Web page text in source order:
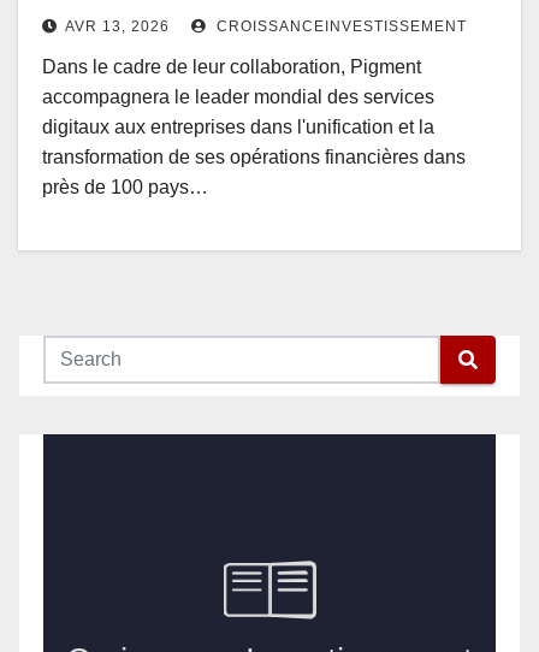
AVR 13, 2026 CROISSANCEINVESTISSEMENT
Dans le cadre de leur collaboration, Pigment
accompagnera le leader mondial des services
digitaux aux entreprises dans l'unification et la
transformation de ses opérations financières dans
près de 100 pays…